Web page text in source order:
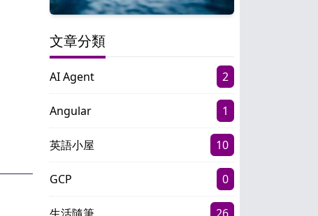
文章分類
AI Agent 2
Angular 1
英語小屋 10
GCP 0